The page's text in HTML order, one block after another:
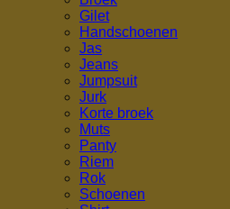
Gilet
Handschoenen
Jas
Jeans
Jumpsuit
Jurk
Korte broek
Muts
Panty
Riem
Rok
Schoenen